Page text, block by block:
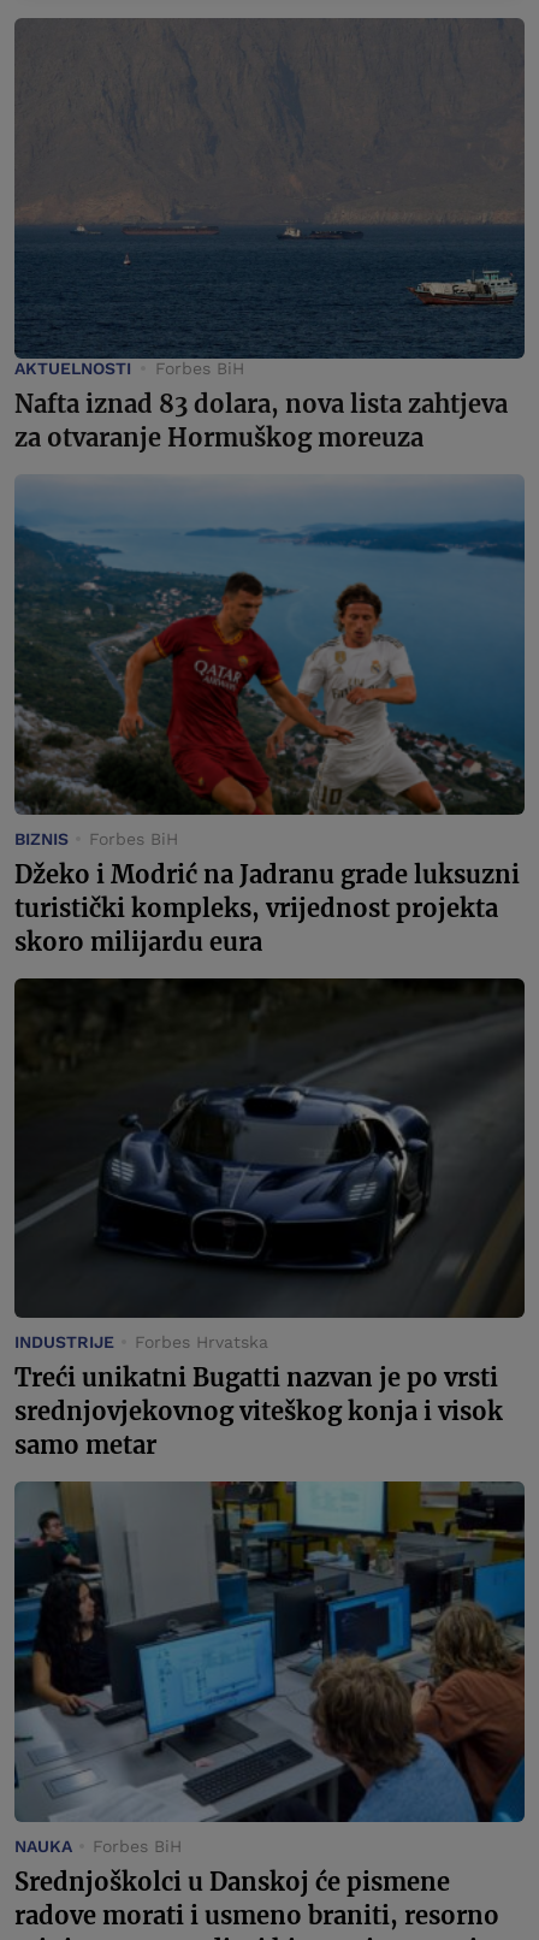
AKTUELNOSTI Forbes BiH
Nafta iznad 83 dolara, nova lista zahtjeva
za otvaranje Hormuškog moreuza
BIZNIS Forbes BiH
Džeko i Modrić na Jadranu grade luksuzni
turistički kompleks, vrijednost projekta
skoro milijardu eura
INDUSTRIJE Forbes Hrvatska
Treći unikatni Bugatti nazvan je po vrsti
srednjovjekovnog viteškog konja i visok
samo metar
NAUKA Forbes BiH
Srednjoškolci u Danskoj će pismene
radove morati i usmeno braniti, resorno